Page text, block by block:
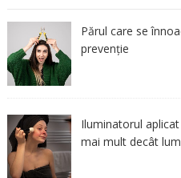
Părul care se
prevenție
Iluminatorul
mai mult decât